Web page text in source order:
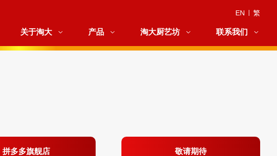
EN 繁
关于淘大 产品 淘大厨艺坊 联系我们
拼多多旗舰店 敬请期待